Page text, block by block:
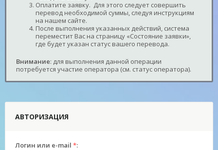
Оплатите заявку. Для этого следует совершить
перевод необходимой суммы, следуя инструкциям
на нашем сайте.
После выполнения указанных действий, система
переместит Вас на страницу «Состояние заявки»,
где будет указан статус вашего перевода.
Внимание: для выполнения данной операции
потребуется участие оператора (см. статус оператора).
АВТОРИЗАЦИЯ
Логин или e-mail *: